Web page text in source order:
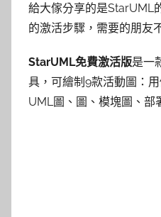
給大傢分享的是StarUML
的激活步驟，需要的朋友
StarUML免費激活版是一
具，可繪制9款活動圖：
UML圖、圖、模塊圖、部